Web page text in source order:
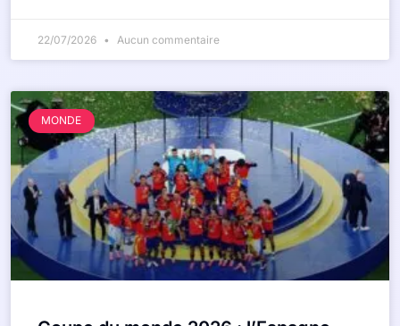
22/07/2026 Aucun commentaire
MONDE